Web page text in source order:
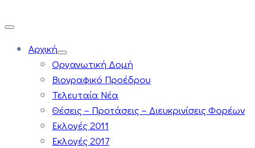
Αρχική
Οργανωτική Δομή
Βιογραφικό Προέδρου
Τελευταία Νέα
Θέσεις – Προτάσεις – Διευκρινίσεις Φορέων
Εκλογές 2011
Εκλογές 2017